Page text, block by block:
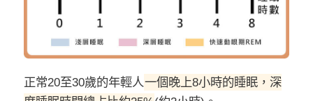
正常20至30歲的年輕人一個晚上8小時的睡眠，深